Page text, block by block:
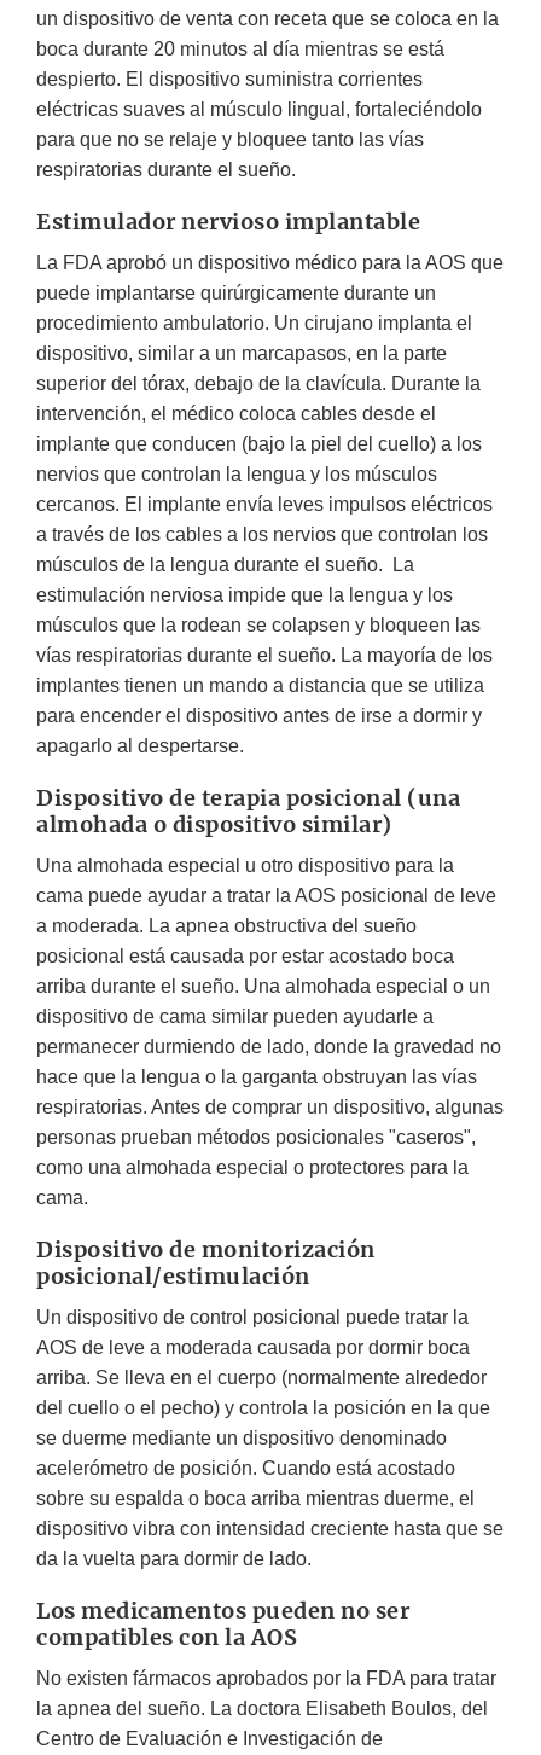
un dispositivo de venta con receta que se coloca en la
boca durante 20 minutos al día mientras se está
despierto. El dispositivo suministra corrientes
eléctricas suaves al músculo lingual, fortaleciéndolo
para que no se relaje y bloquee tanto las vías
respiratorias durante el sueño.
Estimulador nervioso implantable
La FDA aprobó un dispositivo médico para la AOS que
puede implantarse quirúrgicamente durante un
procedimiento ambulatorio. Un cirujano implanta el
dispositivo, similar a un marcapasos, en la parte
superior del tórax, debajo de la clavícula. Durante la
intervención, el médico coloca cables desde el
implante que conducen (bajo la piel del cuello) a los
nervios que controlan la lengua y los músculos
cercanos. El implante envía leves impulsos eléctricos
a través de los cables a los nervios que controlan los
músculos de la lengua durante el sueño. La
estimulación nerviosa impide que la lengua y los
músculos que la rodean se colapsen y bloqueen las
vías respiratorias durante el sueño. La mayoría de los
implantes tienen un mando a distancia que se utiliza
para encender el dispositivo antes de irse a dormir y
apagarlo al despertarse.
Dispositivo de terapia posicional (una
almohada o dispositivo similar)
Una almohada especial u otro dispositivo para la
cama puede ayudar a tratar la AOS posicional de leve
a moderada. La apnea obstructiva del sueño
posicional está causada por estar acostado boca
arriba durante el sueño. Una almohada especial o un
dispositivo de cama similar pueden ayudarle a
permanecer durmiendo de lado, donde la gravedad no
hace que la lengua o la garganta obstruyan las vías
respiratorias. Antes de comprar un dispositivo, algunas
personas prueban métodos posicionales "caseros",
como una almohada especial o protectores para la
cama.
Dispositivo de monitorización
posicional/estimulación
Un dispositivo de control posicional puede tratar la
AOS de leve a moderada causada por dormir boca
arriba. Se lleva en el cuerpo (normalmente alrededor
del cuello o el pecho) y controla la posición en la que
se duerme mediante un dispositivo denominado
acelerómetro de posición. Cuando está acostado
sobre su espalda o boca arriba mientras duerme, el
dispositivo vibra con intensidad creciente hasta que se
da la vuelta para dormir de lado.
Los medicamentos pueden no ser
compatibles con la AOS
No existen fármacos aprobados por la FDA para tratar
la apnea del sueño. La doctora Elisabeth Boulos, del
Centro de Evaluación e Investigación de